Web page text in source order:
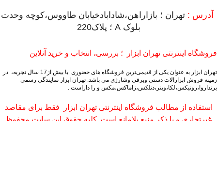
آدرس : تهران ؛ بازاراهن،شادابادخیابان طاووس،کوچه وحدت
بلوک A ؛ پلاک220
فروشگاه اینترنتی تهران ابزار ؛ بررسی، انتخاب و خرید آنلاین
تهران ابزار به عنوان یکی از قدیمی‌ترین فروشگاه های حضوری با بیش از17 سال تجربه، در
زمینه فروش ابزارالات دستی وبرقی وشارژی می باشد. تهران ابزار نمایندگی رسمی
برنداروا،رونیکس،لکا،وینر،دنلکس،زاماکس،مکس و را داراست .
استفاده از مطالب فروشگاه اینترنتی تهران ابزار فقط برای مقاصد
غیرتجاری و با ذکر منبع بلامانع است. کلیه حقوق این سایت محفوظ